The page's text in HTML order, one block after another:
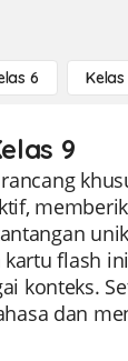
6 Kelas
9
flash
konteks.
dan